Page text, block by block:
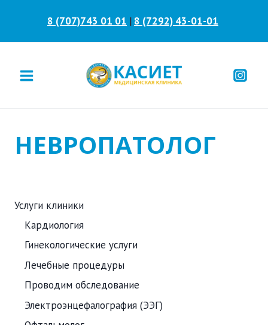
содержанию
8 (707)743 01 01 | 8 (7292) 43-01-01
НЕВРОПАТОЛОГ
Услуги клиники
Кардиология
Гинекологические услуги
Лечебные процедуры
Проводим обследование
Электроэнцефалография (ЭЭГ)